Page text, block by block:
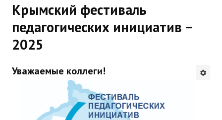
"Боевая" русистика
Будни института
АНОНСЫ
Противодействие коррупции
Крымский фестиваль
педагогических инициатив −
2025
Уважаемые коллеги!